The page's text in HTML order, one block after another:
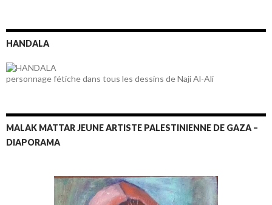
HANDALA
personnage fétiche dans tous les dessins de Naji Al-Ali
MALAK MATTAR JEUNE ARTISTE PALESTINIENNE DE GAZA –
DIAPORAMA